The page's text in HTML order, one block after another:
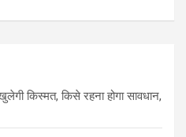
किस्मत, किसे रहना होगा सावधान,